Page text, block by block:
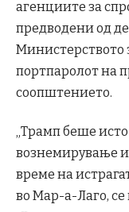
агенциите за
предводени од
Министерството
портпаролот на
соопштението.
„Трамп беше
вознемирување
време на
во Мар-а-Лаго,